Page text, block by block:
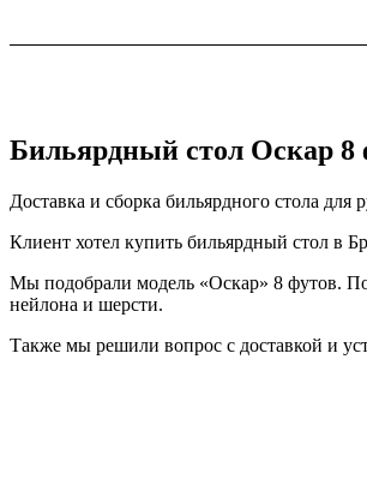
Бильярдный стол Оскар 8
Доставка и сборка бильярдного стола
Клиент хотел купить бильярдный стол в
Мы подобрали модель «Оскар» 8 футов.
нейлона и шерсти.
Также мы решили вопрос с доставкой и